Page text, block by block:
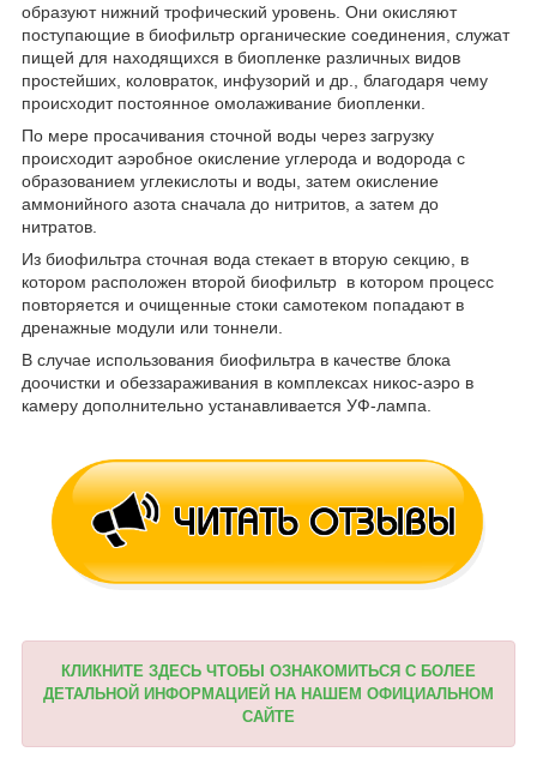
образуют нижний трофический уровень. Они окисляют
поступающие в биофильтр органические соединения, служат
пищей для находящихся в биопленке различных видов
простейших, коловраток, инфузорий и др., благодаря чему
происходит постоянное омолаживание биопленки.
По мере просачивания сточной воды через загрузку
происходит аэробное окисление углерода и водорода с
образованием углекислоты и воды, затем окисление
аммонийного азота сначала до нитритов, а затем до
нитратов.
Из биофильтра сточная вода стекает в вторую секцию, в
котором расположен второй биофильтр в котором процесс
повторяется и очищенные стоки самотеком попадают в
дренажные модули или тоннели.
В случае использования биофильтра в качестве блока
доочистки и обеззараживания в комплексах никос-аэро в
камеру дополнительно устанавливается УФ-лампа.
КЛИКНИТЕ ЗДЕСЬ ЧТОБЫ ОЗНАКОМИТЬСЯ С БОЛЕЕ
ДЕТАЛЬНОЙ ИНФОРМАЦИЕЙ НА НАШЕМ ОФИЦИАЛЬНОМ
САЙТЕ